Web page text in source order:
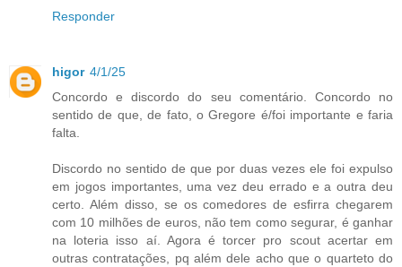
Responder
higor 4/1/25
Concordo e discordo do seu comentário. Concordo no
sentido de que, de fato, o Gregore é/foi importante e faria
falta.
Discordo no sentido de que por duas vezes ele foi expulso
em jogos importantes, uma vez deu errado e a outra deu
certo. Além disso, se os comedores de esfirra chegarem
com 10 milhões de euros, não tem como segurar, é ganhar
na loteria isso aí. Agora é torcer pro scout acertar em
outras contratações, pq além dele acho que o quarteto do